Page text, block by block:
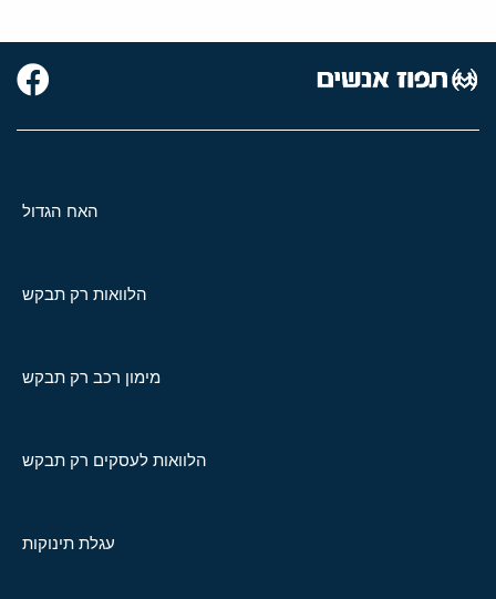
האח הגדול
הלוואות רק תבקש
מימון רכב רק תבקש
הלוואות לעסקים רק תבקש
עגלת תינוקות